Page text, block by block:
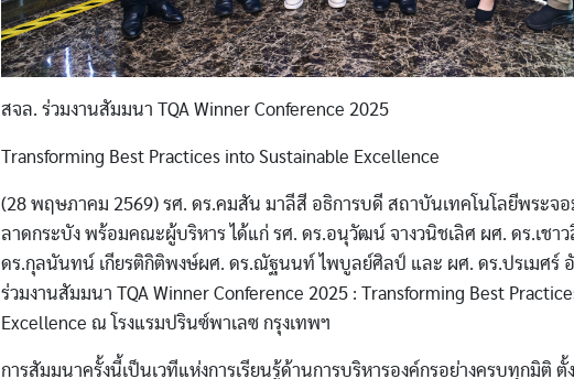
สจล. ร่วมงานสัมมนา TQA Winner Conference 2025
Transforming Best Practices into Sustainable Excellence
(28 พฤษภาคม 2569) รศ. ดร.คมสัน มาลีสี อธิการบดี สถาบันเทคโนโลยีพระจอ
ลาดกระบัง พร้อมคณะผู้บริหาร ได้แก่ รศ. ดร.อนุวัฒน์ จางวนิชเลิศ ผศ. ดร.เชา
ดร.กุลนันทน์ เกียรติกิติพงษ์ผศ. ดร.ณัฐนนท์ ไพบูลย์ศิลป์ และ ผศ. ดร.ปรเมศร์ อั
ร่วมงานสัมมนา TQA Winner Conference 2025 : Transforming Best
Excellence ณ โรงแรมปรินซ์พาเลซ กรุงเทพฯ
การสัมมนาครั้งนี้เป็นเวทีแห่งการเรียนรู้ด้านการบริหารองค์กรอย่างครบทุกมิติ ตั้